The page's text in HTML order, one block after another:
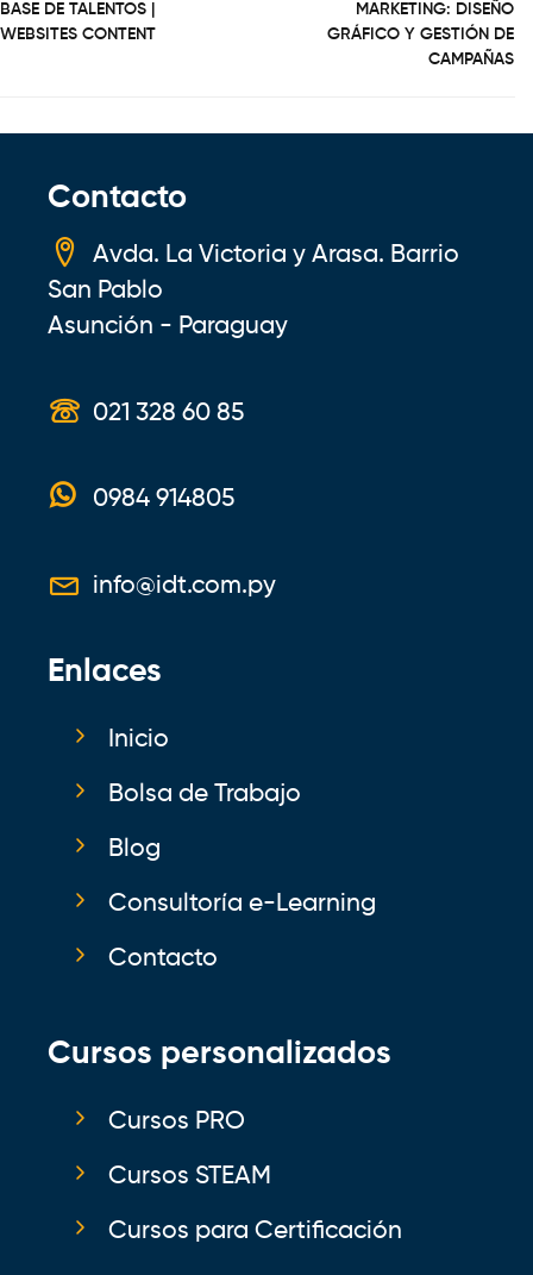
BASE DE TALENTOS |
WEBSITES CONTENT
MARKETING: DISEÑO
GRÁFICO Y GESTIÓN DE
CAMPAÑAS
Contacto
Avda. La Victoria y Arasa. Barrio
San Pablo
Asunción - Paraguay
021 328 60 85
0984 914805
info@idt.com.py
Enlaces
Inicio
Bolsa de Trabajo
Blog
Consultoría e-Learning
Contacto
Cursos personalizados
Cursos PRO
Cursos STEAM
Cursos para Certificación